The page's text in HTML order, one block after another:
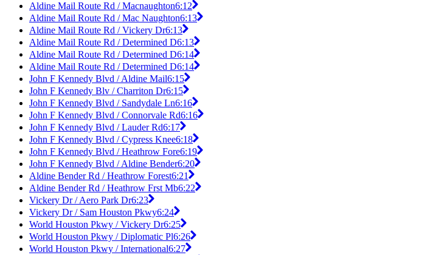
Aldine Mail Route Rd / Macnaughton6:12
Aldine Mail Route Rd / Mac Naughton6:13
Aldine Mail Route Rd / Vickery Dr6:13
Aldine Mail Route Rd / Determined D6:13
Aldine Mail Route Rd / Determined D6:14
Aldine Mail Route Rd / Determined D6:14
John F Kennedy Blvd / Aldine Mail6:15
John F Kennedy Blv / Charriton Dr6:15
John F Kennedy Blvd / Sandydale Ln6:16
John F Kennedy Blvd / Connorvale Rd6:16
John F Kennedy Blvd / Lauder Rd6:17
John F Kennedy Blvd / Cypress Knee6:18
John F Kennedy Blvd / Heathrow Fore6:19
John F Kennedy Blvd / Aldine Bender6:20
Aldine Bender Rd / Heathrow Forest6:21
Aldine Bender Rd / Heathrow Frst Mb6:22
Vickery Dr / Aero Park Dr6:23
Vickery Dr / Sam Houston Pkwy6:24
World Houston Pkwy / Vickery Dr6:25
World Houston Pkwy / Diplomatic Pl6:26
World Houston Pkwy / International6:27